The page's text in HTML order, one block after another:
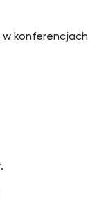
konferencjach